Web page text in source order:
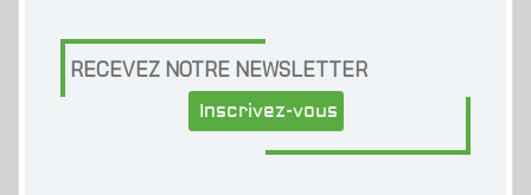
RECEVEZ NOTRE NEWSLETTER
Inscrivez-vous